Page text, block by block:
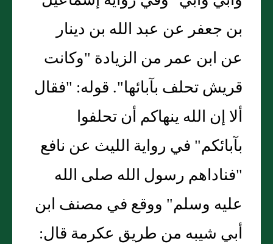
بن جعفر عن عبد الله بن دينار
عن ابن عمر من الزيادة "وكانت
قريش تحلف بآبائها". قوله: "فقال
ألا إن الله ينهاكم أن تحلفوا
بآبائكم" في رواية الليث عن نافع
"فناداهم رسول الله صلى الله
عليه وسلم" ووقع في مصنف ابن
أبي شيبه من طريق عكرمة قال: